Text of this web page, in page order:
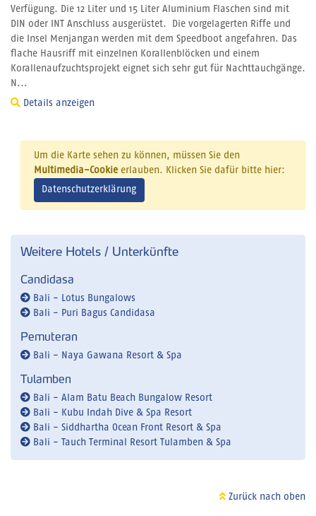
Verfügung. Die 12 Liter und 15 Liter Aluminium Flaschen sind mit
DIN oder INT Anschluss ausgerüstet. Die vorgelagerten Riffe und
die Insel Menjangan werden mit dem Speedboot angefahren. Das
flache Hausriff mit einzelnen Korallenblöcken und einem
Korallenaufzuchtsprojekt eignet sich sehr gut für Nachttauchgänge.
N...
Details anzeigen
Um die Karte sehen zu können, müssen Sie den
Multimedia-Cookieerlauben. Klicken Sie dafür bitte hier:
Datenschutzerklärung
Weitere Hotels / Unterkünfte
Candidasa
Bali - Lotus Bungalows
Bali - Puri Bagus Candidasa
Pemuteran
Bali - Naya Gawana Resort & Spa
Tulamben
Bali - Alam Batu Beach Bungalow Resort
Bali - Kubu Indah Dive & Spa Resort
Bali - Siddhartha Ocean Front Resort & Spa
Bali - Tauch Terminal Resort Tulamben & Spa
Zurück nach oben